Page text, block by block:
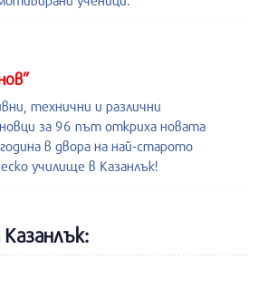
технични и различни
за 96 път откриха новата
в двора на най-старото
училище в Казанлък!